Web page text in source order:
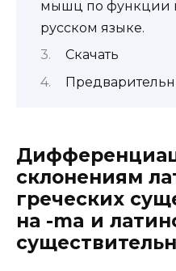
мышц по функции
русском языке.
Скачать
склонениям
греческих
на -ma и